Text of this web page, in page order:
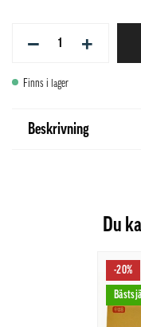
− +
Finns i lager
Beskrivning
Du
-20%